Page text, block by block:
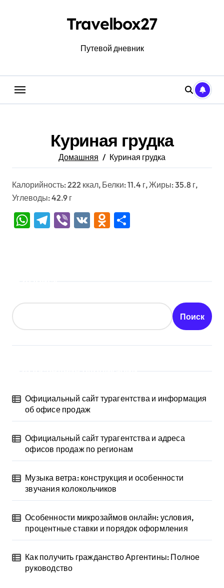
Travelbox27
Путевой дневник
Куриная грудка
Домашняя Куриная грудка
Калорийность: 222 ккал, Белки: 11.4 г, Жиры: 35.8 г,
Углеводы: 42.9 г
WhatsApp
Telegram
Viber
VK Odnoklassniki
Поиск
Официальный сайт турагентства и информация
об офисе продаж
Официальный сайт турагентства и адреса
офисов продаж по регионам
Музыка ветра: конструкция и особенности
звучания колокольчиков
Особенности микрозаймов онлайн: условия,
процентные ставки и порядок оформления
Как получить гражданство Аргентины: Полное
руководство